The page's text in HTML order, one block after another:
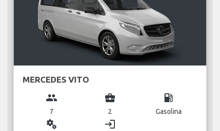
MERCEDES VITO
group
7
business_center
2
local_gas_station
Gasolina
miscellaneous_services login